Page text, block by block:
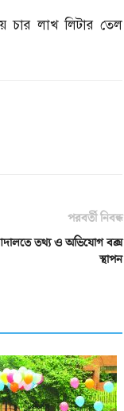
চার লাখ লিটার তেল
পরবর্তী নিবন্ধ
আদালতে তথ্য ও অভিযোগ বক্স
স্থাপন